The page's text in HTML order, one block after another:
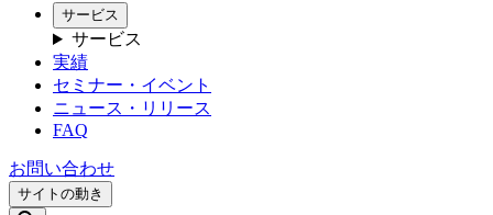
サービス
サービス
実績
セミナー・イベント
ニュース・リリース
FAQ
お問い合わせ
サイトの動き